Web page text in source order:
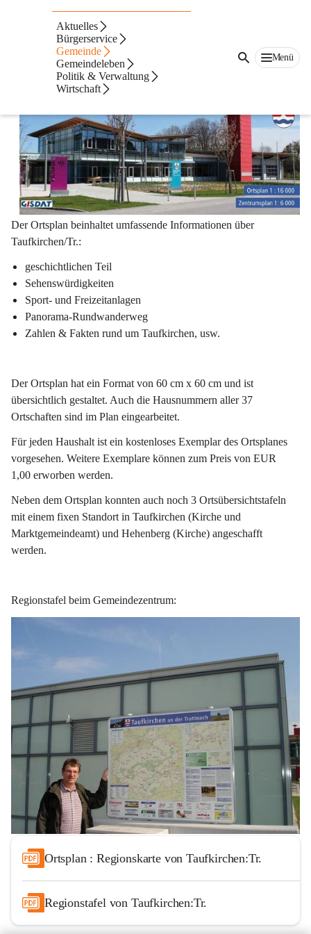
Aktuelles
Bürgerservice
Gemeinde
Gemeindeleben
Politik & Verwaltung
Wirtschaft
Menü
Ortsplan /
Regionskarte
Der Ortsplan beinhaltet umfassende Informationen über
Taufkirchen/Tr.:
geschichtlichen Teil
Sehenswürdigkeiten
Sport- und Freizeitanlagen
Panorama-Rundwanderweg
Zahlen & Fakten rund um Taufkirchen, usw.
Der Ortsplan hat ein Format von 60 cm x 60 cm und ist
übersichtlich gestaltet. Auch die Hausnummern aller 37
Ortschaften sind im Plan eingearbeitet.
Für jeden Haushalt ist ein kostenloses Exemplar des Ortsplanes
vorgesehen. Weitere Exemplare können zum Preis von EUR
1,00 erworben werden.
Neben dem Ortsplan konnten auch noch 3 Ortsübersichtstafeln
mit einem fixen Standort in Taufkirchen (Kirche und
Marktgemeindeamt) und Hehenberg (Kirche) angeschafft
werden.
Regionstafel beim Gemeindezentrum:
Ortsplan : Regionskarte von Taufkirchen:Tr.
Regionstafel von Taufkirchen:Tr.